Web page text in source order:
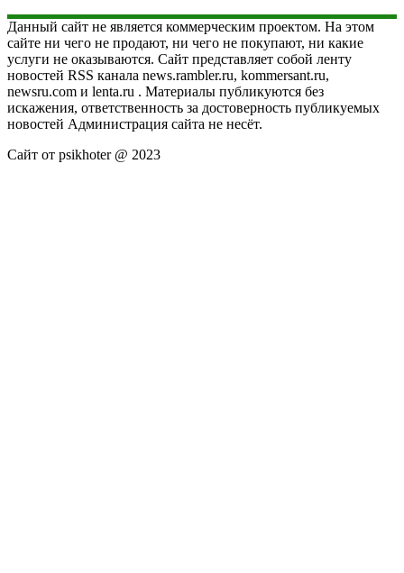
Данный сайт не является коммерческим проектом. На этом
сайте ни чего не продают, ни чего не покупают, ни какие
услуги не оказываются. Сайт представляет собой ленту
новостей RSS канала news.rambler.ru, kommersant.ru,
newsru.com и lenta.ru . Материалы публикуются без
искажения, ответственность за достоверность публикуемых
новостей Администрация сайта не несёт.
Сайт от psikhoter @ 2023